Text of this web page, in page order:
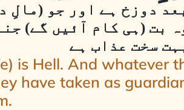
دوزخ ہے اور جو (مالِ
بت (ہی کام آئیں گے)
سخت عذاب ہے
is Hell. And whatever
have taken as